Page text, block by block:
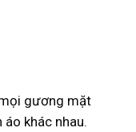
gương mặt
khác nhau.